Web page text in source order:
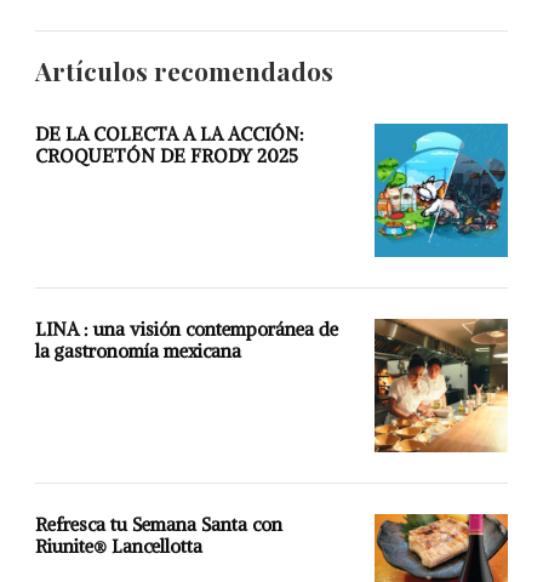
Artículos recomendados
DE LA COLECTA A LA ACCIÓN:
CROQUETÓN DE FRODY 2025
LINA : una visión contemporánea de
la gastronomía mexicana
Refresca tu Semana Santa con
Riunite® Lancellotta